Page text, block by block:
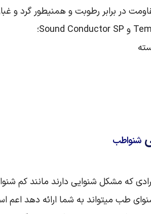
شنواطب
که مشکل شنوایی دارند مانند کم
طب میتواند به شما ارائه دهد اعم